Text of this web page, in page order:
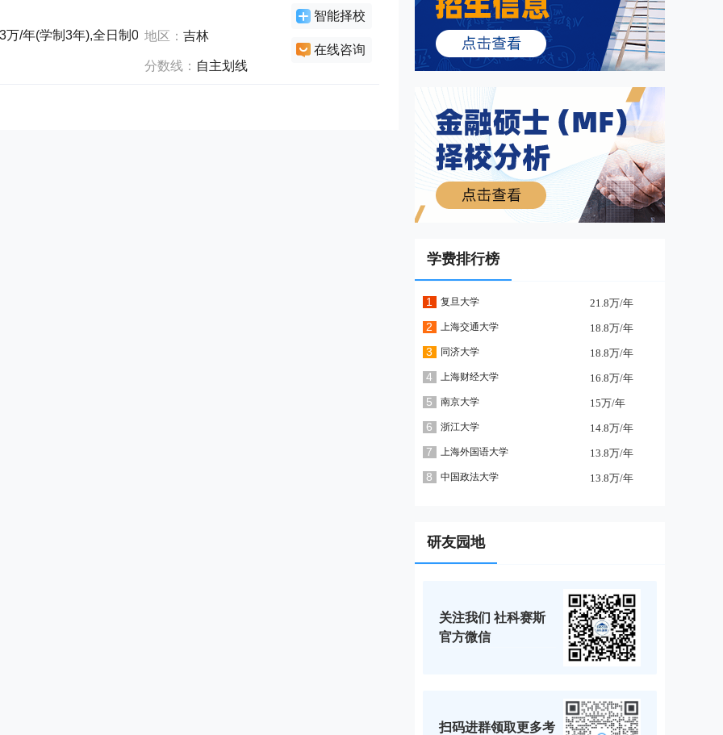
/年(学制3年),全日制0万/年(学制2年),非全日制0万/年(学制3年)
地区： 吉林
分数线： 自主划线
智能择校
在线咨询
学费排行榜
1 复旦大学 21.8万/年
2 上海交通大学 18.8万/年
3 同济大学 18.8万/年
4 上海财经大学 16.8万/年
5 南京大学 15万/年
6 浙江大学 14.8万/年
7 上海外国语大学 13.8万/年
8 中国政法大学 13.8万/年
研友园地
关注我们 社科赛斯
官方微信
扫码进群领取更多考